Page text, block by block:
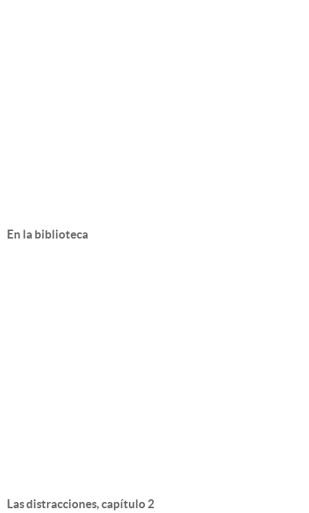
En la biblioteca
Las distracciones, capítulo 2